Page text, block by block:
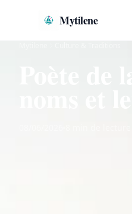
Mytilene
Poète